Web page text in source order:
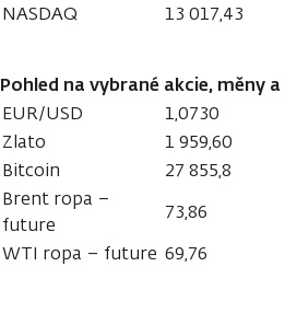
NASDAQ
13 017,43
Pohled na vybrané akcie, měny
EUR/USD 1,0730
Zlato
1 959,60
Bitcoin
27 855,8
Brent ropa –
future
73,86
WTI ropa – future 69,76